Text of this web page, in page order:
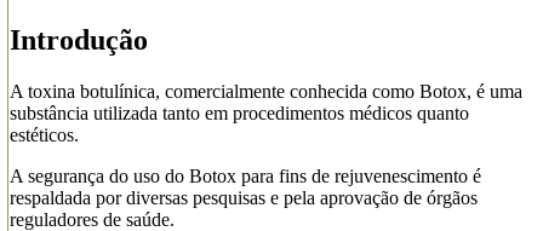
Introdução
A toxina botulínica, comercialmente conhecida como Botox, é uma
substância utilizada tanto em procedimentos médicos quanto
estéticos.
A segurança do uso do Botox para fins de rejuvenescimento é
respaldada por diversas pesquisas e pela aprovação de órgãos
reguladores de saúde.